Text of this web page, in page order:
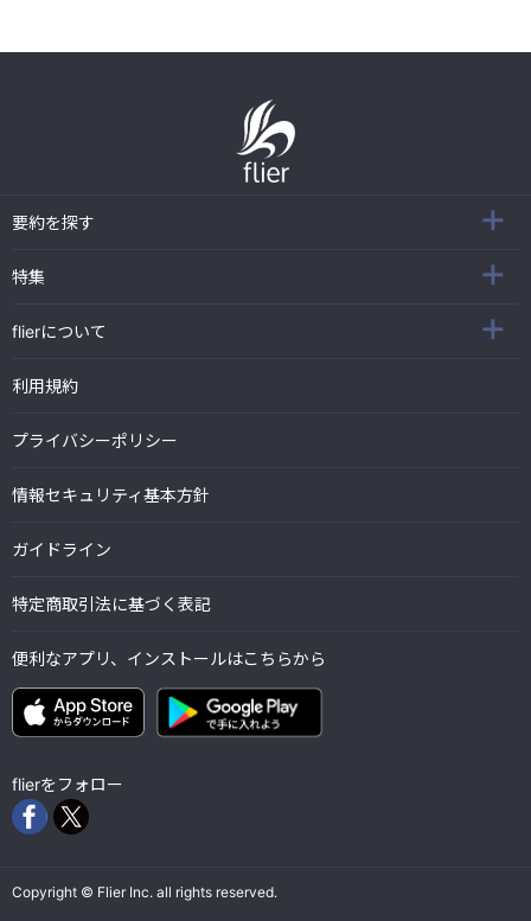
要約を探す
特集
flierについて
利用規約
プライバシーポリシー
情報セキュリティ基本方針
ガイドライン
特定商取引法に基づく表記
便利なアプリ、インストールはこちらから
flierをフォロー
Copyright © Flier Inc. all rights reserved.